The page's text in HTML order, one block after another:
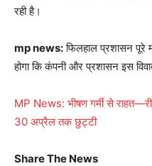
रही है।
mp news:फिलहाल प्रशासन पूरे
होगा कि कंपनी और प्रशासन इस
MP News: भीषण गर्मी से
30 अप्रैल तक छुट्टी
Share The News